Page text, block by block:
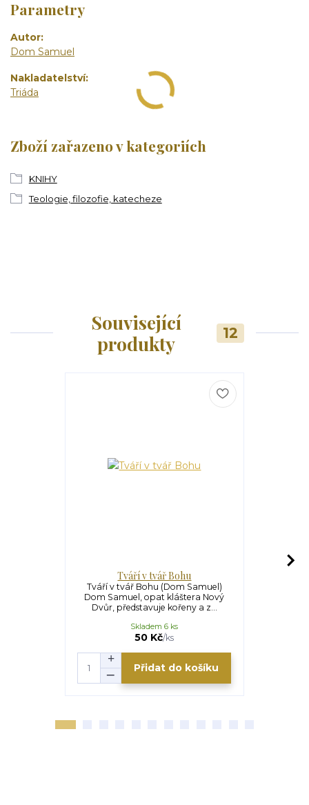
Parametry
Autor
Dom Samuel
Nakladatelství
Triáda
Zboží zařazeno v kategoriích
KNIHY
Teologie, filozofie, katecheze
Související
produkty
12
Tváří v tvář Bohu
Tváří v tvář Bohu (Dom Samuel)
Dom Samuel, opat kláštera Nový
Dvůr, představuje kořeny a z...
50 Kč/ks
Skladem 6 ks
Přidat do košíku